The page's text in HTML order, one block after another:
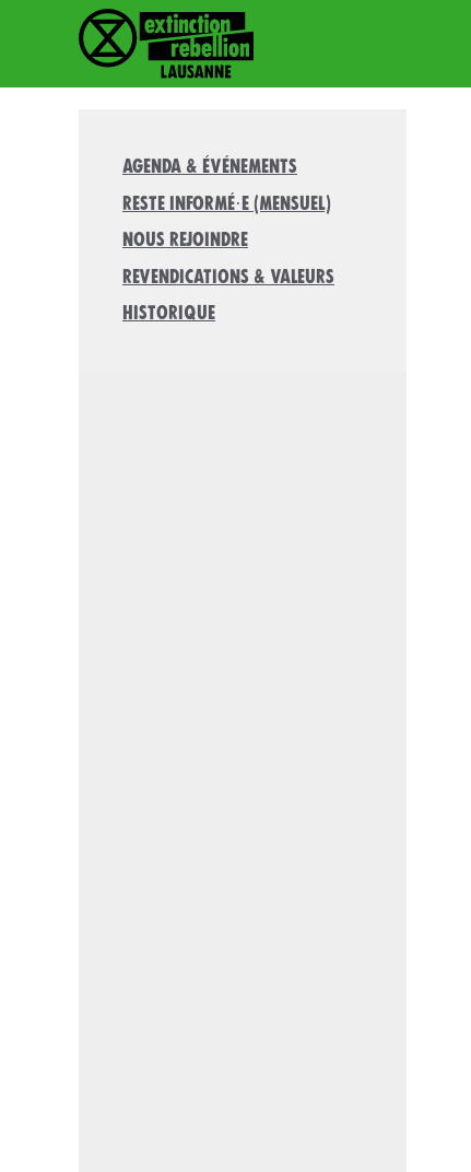
Agenda & Événements
Reste informé·e (mensuel)
Nous rejoindre
Revendications & valeurs
Historique